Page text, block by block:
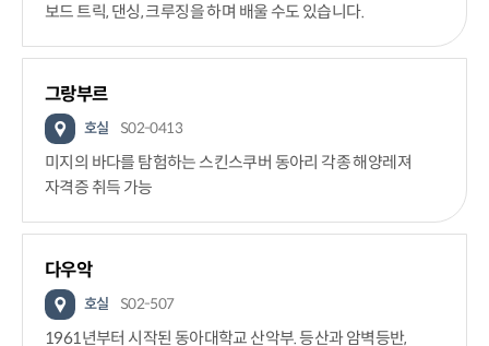
보드 트릭, 댄싱, 크루징을 하며 배울 수도 있습니다.
그랑부르
호실 S02-0413
미지의 바다를 탐험하는 스킨스쿠버 동아리 각종 해양레져
자격증 취득 가능
다우악
호실 S02-507
1961년부터 시작된 동아대학교 산악부. 등산과 암벽등반,